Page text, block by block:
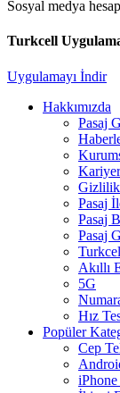
Sosyal medya
Turkcell
Uygulamayı İndir
Hakkımızda
Pasaj
Kariyer
Pasaj
Pasaj
Pasaj
Akıllı
5G
Hız
Popüler
Cep